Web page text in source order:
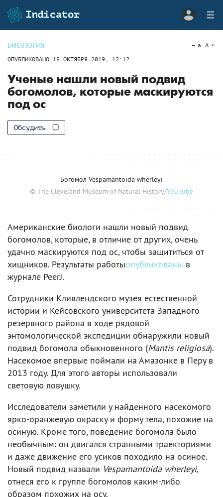
БИОЛОГИЯ
ОПУБЛИКОВАНО 18 ОКТЯБРЯ 2019, 12:12
a A
Ученые нашли новый подвид
богомолов, которые маскируются
под ос
Обсудить
Богомол Vespamantoida wherleyi
© The Cleveland Museum of Natural History/YouTube
Американские биологи нашли новый подвид
богомолов, которые, в отличие от других, очень
удачно маскируются под ос, чтобы защититься от
хищников. Результаты работыопубликованы в
журнале PeerJ.
Сотрудники Кливлендского музея естественной
истории и Кейсовского университета Западного
резервного района в ходе рядовой
энтомологической экспедиции обнаружили новый
подвид богомола обыкновенного (Mantis religiosa).
Насекомое впервые поймали на Амазонке в Перу в
2013 году. Для этого авторы использовали
световую ловушку.
Исследователи заметили у найденного насекомого
ярко-оранжевую окраску и форму тела, похожие на
осиную. Кроме того, поведение богомола было
необычным: он двигался странными траекториями
и даже движение его усиков походило на осиное.
Новый подвид назвали Vespamantoida wherleyi,
отнеся его к группе богомолов каким-либо
образом похожих на осу.